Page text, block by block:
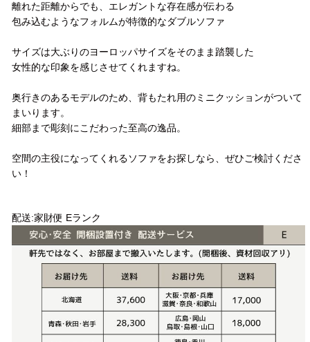
離れた距離からでも、エレガントな存在感が伝わる
包み込むようなフォルムが特徴的なダブルソファ
サイズは大ぶりのヨーロッパサイズをそのまま踏襲した
女性的な印象を感じさせてくれますね。
奥行きのあるモデルのため、背もたれ用のミニクッションがついて
まいります。
細部まで彫刻にこだわった至高の逸品。
空間の主役になってくれるソファをお探しなら、ぜひご検討くださ
い！
配送:家財便 Eランク